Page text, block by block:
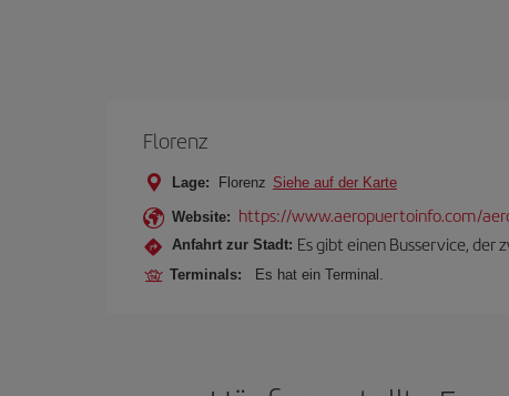
Florenz
Lage: Florenz Siehe auf der Karte
Website: https://www.aeropuertoinfo.com/
Anfahrt zur Stadt: Es gibt einen Busservice,
Terminals: Es hat ein Terminal.